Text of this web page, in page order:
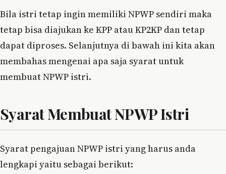
Bila istri tetap ingin memiliki NPWP sendiri maka
tetap bisa diajukan ke KPP atau KP2KP dan tetap
dapat diproses. Selanjutnya di bawah ini kita akan
membahas mengenai apa saja syarat untuk
membuat NPWP istri.
Syarat Membuat NPWP Istri
Syarat pengajuan NPWP istri yang harus anda
lengkapi yaitu sebagai berikut: